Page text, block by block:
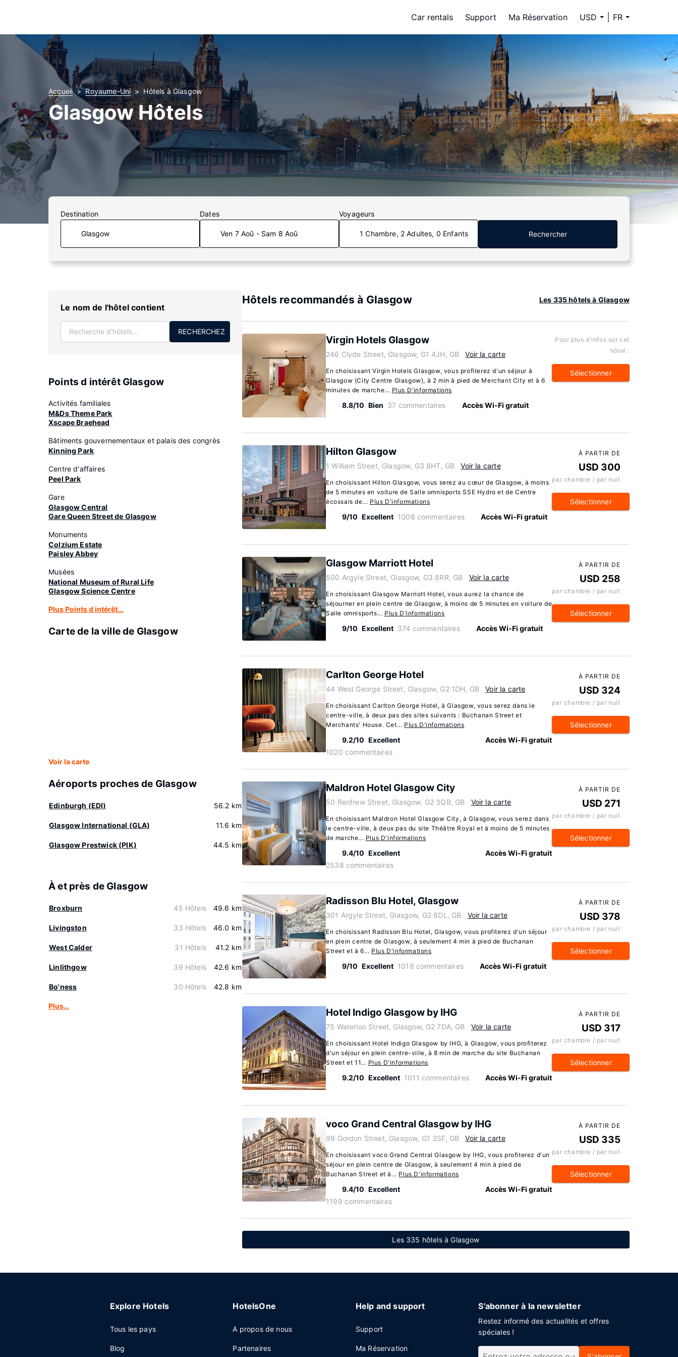
Car rentals Support Ma Réservation USD FR
Accueil Royaume-Uni Hôtels à Glasgow
Glasgow Hôtels
Destination Dates
Ven 7 Aoû - Sam 8 Aoû
Voyageurs
1 Chambre, 2 Adultes, 0 Enfants Rechercher
Le nom de l'hôtel contient
RECHERCHEZ
Points d intérêt Glasgow
Activités familiales
M&Ds Theme Park
Xscape Braehead
Bâtiments gouvernementaux et palais des congrès
Kinning Park
Centre d'affaires
Peel Park
Gare
Glasgow Central
Gare Queen Street de Glasgow
Monuments
Colzium Estate
Paisley Abbey
Musées
National Museum of Rural Life
Glasgow Science Centre
Plus Points d intérêt...
Carte de la ville de Glasgow
Voir la carte
Aéroports proches de Glasgow
Edinburgh (EDI) 56.2 km
Glasgow International (GLA) 11.6 km
Glasgow Prestwick (PIK) 44.5 km
À et près de Glasgow
Broxburn 45 Hôtels 49.6 km
Livingston 33 Hôtels 46.0 km
West Calder 31 Hôtels 41.2 km
Linlithgow 39 Hôtels 42.6 km
Bo'ness 30 Hôtels 42.8 km
Plus…
Hôtels recommandés à Glasgow Les 335 hôtels à Glasgow
Virgin Hotels Glasgow
246 Clyde Street, Glasgow, G1 4JH, GB Voir la carte
En choisissant Virgin Hotels Glasgow, vous profiterez d'un séjour à
Glasgow (City Centre Glasgow), à 2 min à pied de Merchant City et à 6
minutes de marche... Plus D'informations
8.8/10 Bien 37 commentaires Accès Wi-Fi gratuit
Pour plus d'infos sur cet
hôtel :
Sélectionner
Hilton Glasgow
1 William Street, Glasgow, G3 8HT, GB Voir la carte
En choisissant Hilton Glasgow, vous serez au cœur de Glasgow, à moins
de 5 minutes en voiture de Salle omnisports SSE Hydro et de Centre
écossais de... Plus D'informations
9/10 Excellent 1008 commentaires Accès Wi-Fi gratuit
À PARTIR DE
USD 300
par chambre / par nuit
Sélectionner
Glasgow Marriott Hotel
500 Argyle Street, Glasgow, G3 8RR, GB Voir la carte
En choisissant Glasgow Marriott Hotel, vous aurez la chance de
séjourner en plein centre de Glasgow, à moins de 5 minutes en voiture de
Salle omnisports... Plus D'informations
9/10 Excellent 374 commentaires Accès Wi-Fi gratuit
À PARTIR DE
USD 258
par chambre / par nuit
Sélectionner
Carlton George Hotel
44 West George Street, Glasgow, G2 1DH, GB Voir la carte
En choisissant Carlton George Hotel, à Glasgow, vous serez dans le
centre-ville, à deux pas des sites suivants : Buchanan Street et
Merchants' House. Cet... Plus D'informations
9.2/10 Excellent
1020 commentaires
Accès Wi-Fi gratuit
À PARTIR DE
USD 324
par chambre / par nuit
Sélectionner
Maldron Hotel Glasgow City
50 Renfrew Street, Glasgow, G2 3QB, GB Voir la carte
En choisissant Maldron Hotel Glasgow City, à Glasgow, vous serez dans
le centre-ville, à deux pas du site Théâtre Royal et à moins de 5 minutes
de marche... Plus D'informations
9.4/10 Excellent
2538 commentaires
Accès Wi-Fi gratuit
À PARTIR DE
USD 271
par chambre / par nuit
Sélectionner
Radisson Blu Hotel, Glasgow
301 Argyle Street, Glasgow, G2 8DL, GB Voir la carte
En choisissant Radisson Blu Hotel, Glasgow, vous profiterez d'un séjour
en plein centre de Glasgow, à seulement 4 min à pied de Buchanan
Street et à 6... Plus D'informations
9/10 Excellent 1018 commentaires Accès Wi-Fi gratuit
À PARTIR DE
USD 378
par chambre / par nuit
Sélectionner
Hotel Indigo Glasgow by IHG
75 Waterloo Street, Glasgow, G2 7DA, GB Voir la carte
En choisissant Hotel Indigo Glasgow by IHG, à Glasgow, vous profiterez
d'un séjour en plein centre-ville, à 8 min de marche du site Buchanan
Street et 11... Plus D'informations
9.2/10 Excellent 1011 commentaires Accès Wi-Fi gratuit
À PARTIR DE
USD 317
par chambre / par nuit
Sélectionner
voco Grand Central Glasgow by IHG
99 Gordon Street, Glasgow, G1 3SF, GB Voir la carte
En choisissant voco Grand Central Glasgow by IHG, vous profiterez d'un
séjour en plein centre de Glasgow, à seulement 4 min à pied de
Buchanan Street et à... Plus D'informations
9.4/10 Excellent
1199 commentaires
Accès Wi-Fi gratuit
À PARTIR DE
USD 335
par chambre / par nuit
Sélectionner
Les 335 hôtels à Glasgow
Explore Hotels
Tous les pays
Blog
HotelsOne
A propos de nous
Partenaires
Help and support
Support
Ma Réservation
S'abonner à la newsletter
Restez informé des actualités et offres
spéciales !